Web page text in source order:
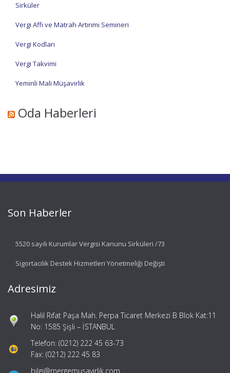
Sirküler
Vergi Affı ve Matrah Artırımı Semineri
Vergi Kodları
Vergi Takvimi
Yeminli Mali Müşavirlik
Oda Haberleri
Son Haberler
5520 sayılı Kurumlar Vergisi Kanunu Sirküleri /73
Sigortacılık Destek Hizmetleri Yönetmeliği Değişti
Adresimiz
Halil Rıfat Paşa Mah. Perpa Ticaret Merkezi B Blok Kat:11
No: 1585 Şişli – İSTANBUL
Telefon: (0212) 222 45 63-73
Fax: (0212) 222 45 83
bilgi@mergemusavirlik.com